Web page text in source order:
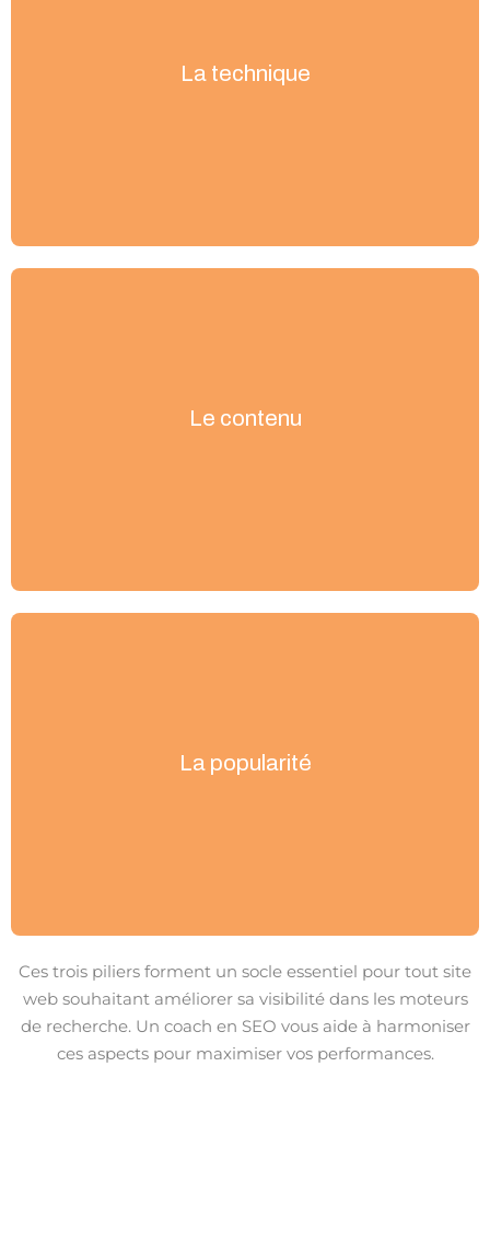
La technique
Le contenu
La popularité
Ces trois piliers forment un socle essentiel pour tout site
web souhaitant améliorer sa visibilité dans les moteurs
de recherche. Un coach en SEO vous aide à harmoniser
ces aspects pour maximiser vos performances.